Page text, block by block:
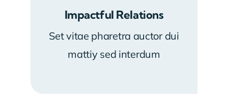
Impactful Relations
Set vitae pharetra auctor dui
mattiy sed interdum